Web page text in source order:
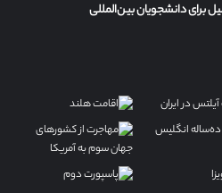
برای دانشجویان بین‌المللی